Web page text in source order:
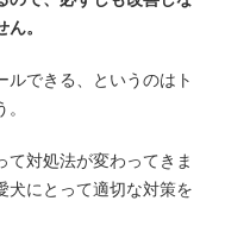
。
ルできる、というのはト
て対処法が変わってきま
犬にとって適切な対策を